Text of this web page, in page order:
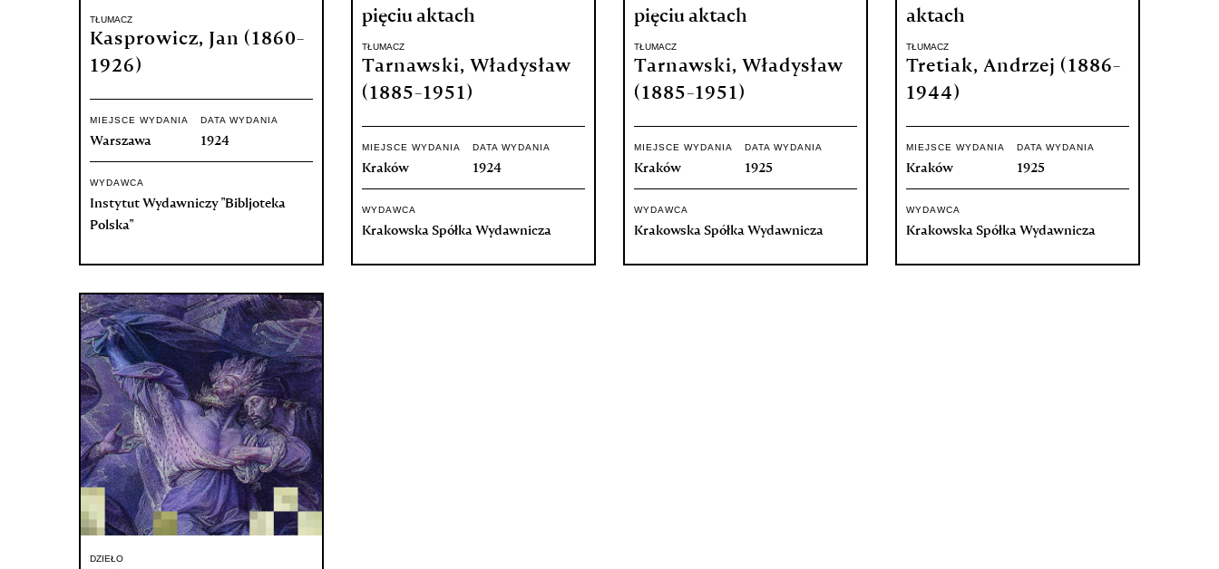
TŁUMACZ
Kasprowicz, Jan (1860-
1926)
MIEJSCE WYDANIA
Warszawa
DATA WYDANIA
1924
WYDAWCA
Instytut Wydawniczy "Bibljoteka
Polska"
pięciu aktach
TŁUMACZ
Tarnawski, Władysław
(1885-1951)
MIEJSCE WYDANIA
Kraków
DATA WYDANIA
1924
WYDAWCA
Krakowska Spółka Wydawnicza
pięciu aktach
TŁUMACZ
Tarnawski, Władysław
(1885-1951)
MIEJSCE WYDANIA
Kraków
DATA WYDANIA
1925
WYDAWCA
Krakowska Spółka Wydawnicza
aktach
TŁUMACZ
Tretiak, Andrzej (1886-
1944)
MIEJSCE WYDANIA
Kraków
DATA WYDANIA
1925
WYDAWCA
Krakowska Spółka Wydawnicza
DZIEŁO